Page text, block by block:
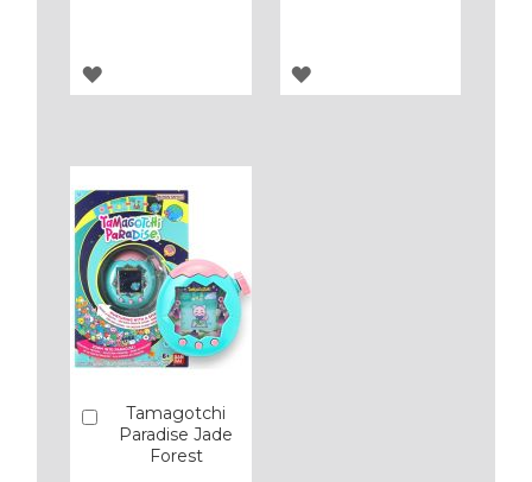
AGREGAR
FAVORITOS
AGREGAR
Tamagotchi
Paradise Jade
Forest
Añadir